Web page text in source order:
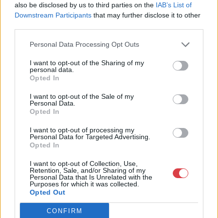
also be disclosed by us to third parties on the IAB’s List of
Downstream Participants that may further disclose it to other
Personal Data Processing Opt Outs
I want to opt-out of the Sharing of my
personal data.
Opted In
I want to opt-out of the Sale of my
Personal Data.
Opted In
I want to opt-out of processing my
Personal Data for Targeted Advertising.
Opted In
I want to opt-out of Collection, Use,
Retention, Sale, and/or Sharing of my
Personal Data that Is Unrelated with the
Purposes for which it was collected.
Opted Out
CONFIRM
Bemutatkozás: A Galéria profilja a 19. és 20. századi modern
magyar festészet és az ezt megelőző korok régi mesterei, de
foglalkozik nemzetközi művészettel, fotográfiával és kortárs
tételt árverezett el, és sok ezer kép szerepelt a Galéria
tulajdonosa több mint 30 éves szakmai tapasztalattal
rendelkezik. Elkötelezetten dolgozik a magyar festészet hazai
történetét újraíró albumaival alapvetően változtatta meg a
magyar vizuális művészetről addig kialakult képet.
GALÉRIA TOVÁBBI MŰTÁRGYAI